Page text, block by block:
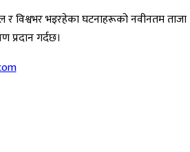
र विश्वभर भइरहेका घटनाहरूको नवीनतम ताजा
प्रदान गर्दछ।